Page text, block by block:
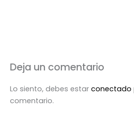
Deja un comentario
Lo siento, debes estar conectado
comentario.